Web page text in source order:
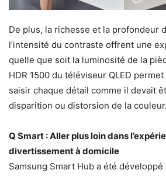
De plus, la richesse et la profondeur
l’intensité du contraste offrent une
quelle que soit la luminosité de la
HDR 1500 du téléviseur QLED
saisir chaque détail comme il devait
disparition ou distorsion de la couleur.
Q Smart : Aller plus loin dans
divertissement à domicile
Samsung Smart Hub a été